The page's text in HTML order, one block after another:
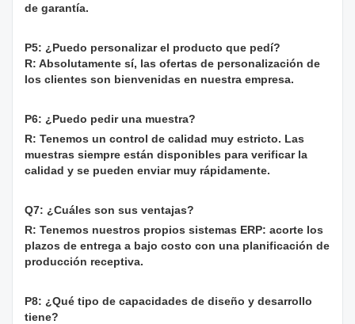
de garantía.
P5: ¿Puedo personalizar el producto que pedí?
R: Absolutamente sí, las ofertas de personalización de
los clientes son bienvenidas en nuestra empresa.
P6: ¿Puedo pedir una muestra?
R: Tenemos un control de calidad muy estricto. Las
muestras siempre están disponibles para verificar la
calidad y se pueden enviar muy rápidamente.
Q7: ¿Cuáles son sus ventajas?
R: Tenemos nuestros propios sistemas ERP: acorte los
plazos de entrega a bajo costo con una planificación de
producción receptiva.
P8: ¿Qué tipo de capacidades de diseño y desarrollo
tiene?